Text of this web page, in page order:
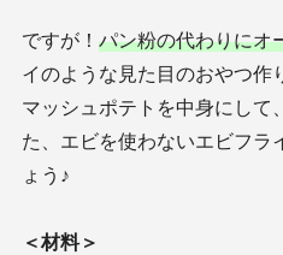
ですが！ パン粉の代わりにオ
イのような見た目のおやつ作
マッシュポテトを中身にして
た、エビを使わないエビフラ
ょう♪
＜材料＞